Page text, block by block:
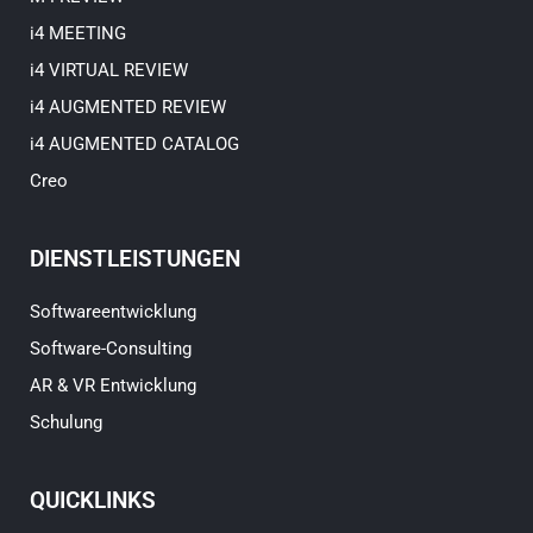
i4 MEETING
i4 VIRTUAL REVIEW
i4 AUGMENTED REVIEW
i4 AUGMENTED CATALOG
Creo
DIENSTLEISTUNGEN
Softwareentwicklung
Software-Consulting
AR & VR Entwicklung
Schulung
QUICKLINKS